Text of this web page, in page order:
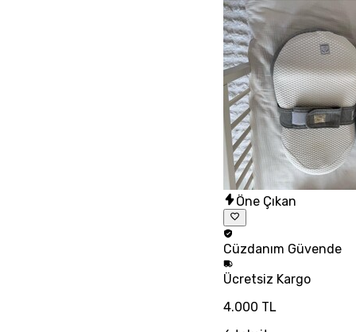
Öne Çıkan
Cüzdanım Güvende
Ücretsiz Kargo
4.000 TL